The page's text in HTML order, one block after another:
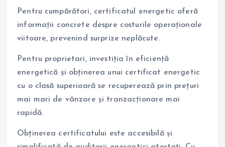
Pentru cumpărători, certificatul energetic oferă
informații concrete despre costurile operaționale
viitoare, prevenind surprize neplăcute.
Pentru proprietari, investiția în eficiență
energetică și obținerea unui certificat energetic
cu o clasă superioară se recuperează prin prețuri
mai mari de vânzare și tranzacționare mai
rapidă.
Obținerea certificatului este accesibilă și